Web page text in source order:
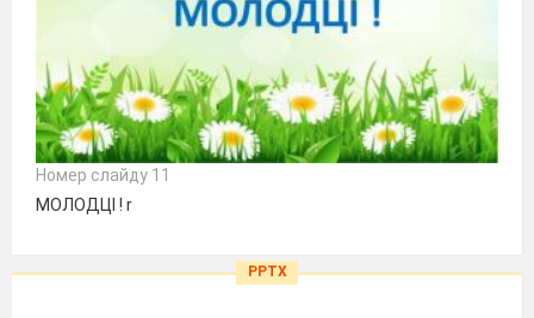
Номер слайду 11
МОЛОДЦІ ! r
PPTX